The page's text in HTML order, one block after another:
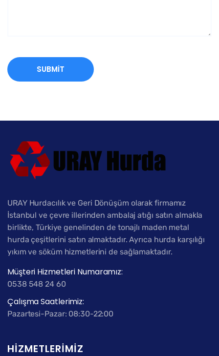
URAY Hurdacılık ve Geri Dönüşüm olarak firmamız
İstanbul ve çevre illerinden ambalaj atığı satın almakla
birlikte, Türkiye genelinden de tonajlı maden metal
hurda çeşitlerini satın almaktadır. Ayrıca hurda karşılığı
yıkım ve söküm hizmetlerini de sağlamaktadır.
Müşteri Hizmetleri Numaramız:
0538 548 24 60
Çalışma Saatlerimiz:
Pazartesi-Pazar: 08:30-22:00
HIZMETLERIMIZ